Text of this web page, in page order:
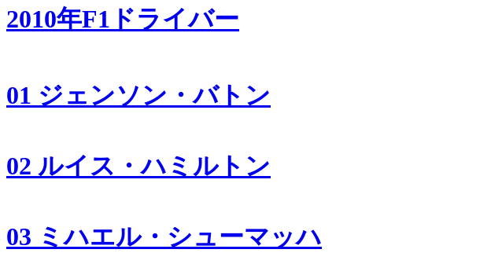
2010年F1ドライバー
01 ジェンソン・バトン
02 ルイス・ハミルトン
03 ミハエル・シューマッハ